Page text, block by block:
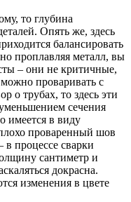
то глубина
Опять же, здесь
балансировать
проплавляя металл, вы
– они не критичные,
проваривать с
о трубах, то здесь эти
сечения
имеется в виду
проваренный шов
процессе сварки
сантиметр и
докрасна.
изменения в цвете